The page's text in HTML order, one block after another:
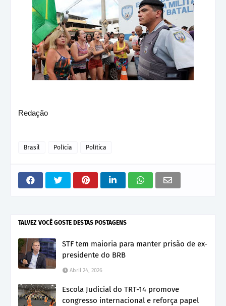
Redação
Brasil Polícia Política
TALVEZ VOCÊ GOSTE DESTAS POSTAGENS
STF tem maioria para manter prisão de ex-
presidente do BRB
Abril 24, 2026
Escola Judicial do TRT-14 promove
congresso internacional e reforça papel